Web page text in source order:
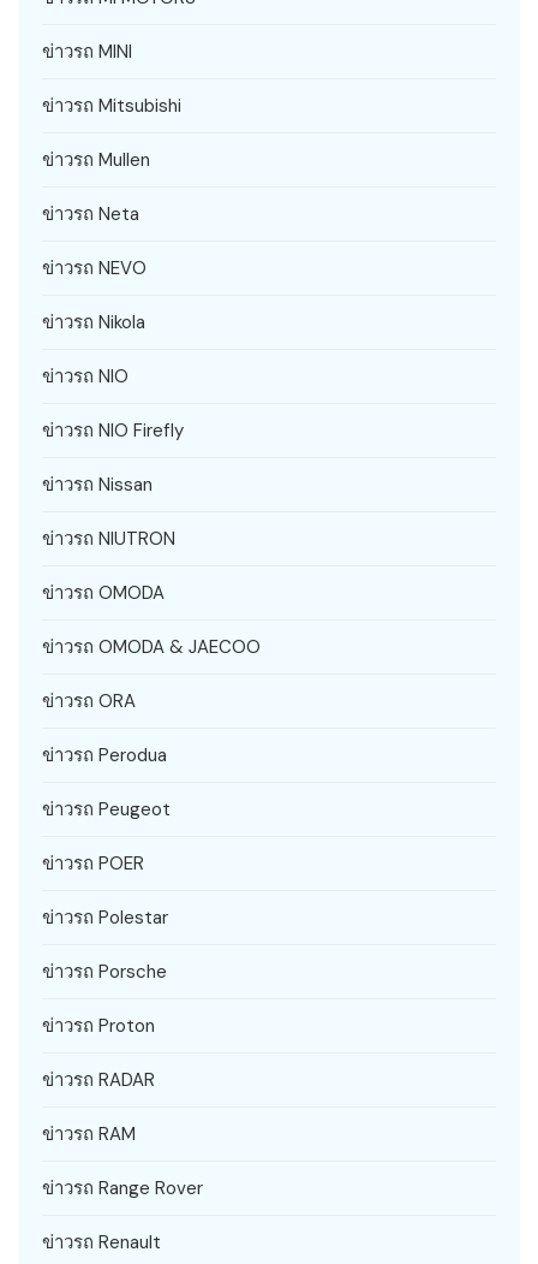
ข่าวรถ MINI
ข่าวรถ Mitsubishi
ข่าวรถ Mullen
ข่าวรถ Neta
ข่าวรถ NEVO
ข่าวรถ Nikola
ข่าวรถ NIO
ข่าวรถ NIO Firefly
ข่าวรถ Nissan
ข่าวรถ NIUTRON
ข่าวรถ OMODA
ข่าวรถ OMODA & JAECOO
ข่าวรถ ORA
ข่าวรถ Perodua
ข่าวรถ Peugeot
ข่าวรถ POER
ข่าวรถ Polestar
ข่าวรถ Porsche
ข่าวรถ Proton
ข่าวรถ RADAR
ข่าวรถ RAM
ข่าวรถ Range Rover
ข่าวรถ Renault